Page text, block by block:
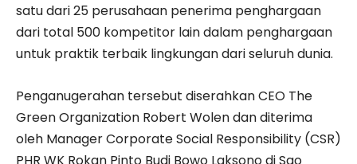
satu dari 25 perusahaan penerima penghargaan
dari total 500 kompetitor lain dalam penghargaan
untuk praktik terbaik lingkungan dari seluruh dunia.
Penganugerahan tersebut diserahkan CEO The
Green Organization Robert Wolen dan diterima
oleh Manager Corporate Social Responsibility (CSR)